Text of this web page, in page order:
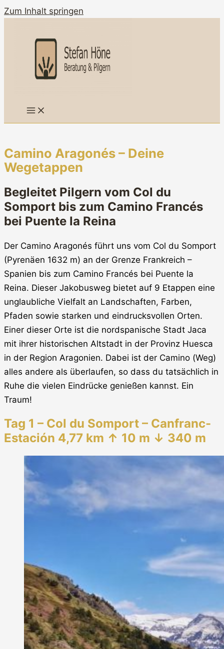
Zum Inhalt springen
Camino Aragonés – Deine
Wegetappen
Begleitet Pilgern vom Col du
Somport bis zum Camino Francés
bei Puente la Reina
Der Camino Aragonés führt uns vom Col du Somport
(Pyrenäen 1632 m) an der Grenze Frankreich –
Spanien bis zum Camino Francés bei Puente la
Reina. Dieser Jakobusweg bietet auf 9 Etappen eine
unglaubliche Vielfalt an Landschaften, Farben,
Pfaden sowie starken und eindrucksvollen Orten.
Einer dieser Orte ist die nordspanische Stadt Jaca
mit ihrer historischen Altstadt in der Provinz Huesca
in der Region Aragonien. Dabei ist der Camino (Weg)
alles andere als überlaufen, so dass du tatsächlich in
Ruhe die vielen Eindrücke genießen kannst. Ein
Traum!
Tag 1 – Col du Somport – Canfranc-
Estación 4,77 km ↑ 10 m ↓ 340 m